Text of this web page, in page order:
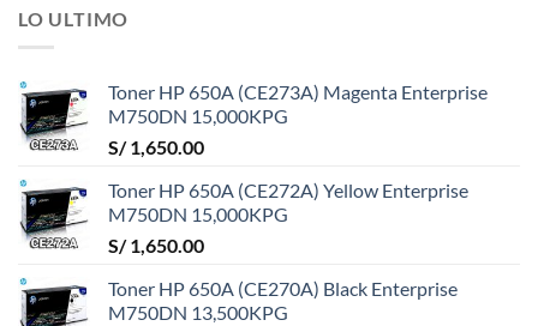
LO ULTIMO
Toner HP 650A (CE273A) Magenta Enterprise
M750DN 15,000KPG
S/1,650.00
Toner HP 650A (CE272A) Yellow Enterprise
M750DN 15,000KPG
S/1,650.00
Toner HP 650A (CE270A) Black Enterprise
M750DN 13,500KPG